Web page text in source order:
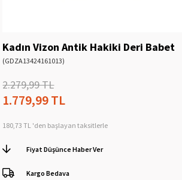
Kadın Vizon Antik Hakiki Deri Babet
(GDZA13424161013)
2.279,99 TL
1.779,99 TL
180,73 TL 'den başlayan taksitlerle
Fiyat Düşünce Haber Ver
Kargo Bedava